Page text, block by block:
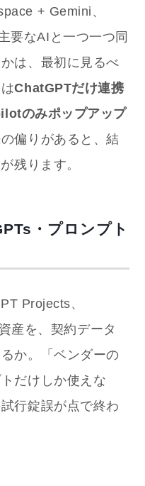
+ Gemini、
なAIと一つ一つ同
は、最初に見るべ
ChatGPTだけ連携
のみポップアップ
偏りがあると、結
残ります。
・プロンプト
Projects、
産を、契約データ
か。「ベンダーの
だけしか使えな
行錠誤が点で終わ